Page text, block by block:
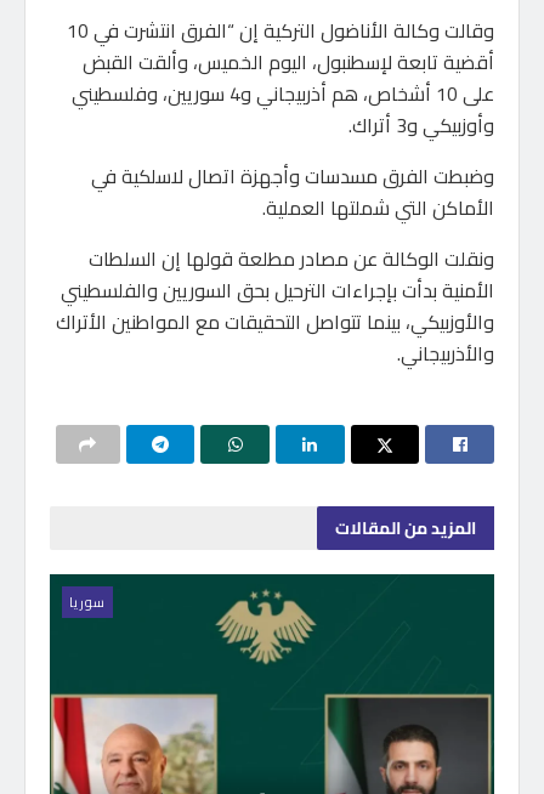
وقالت وكالة الأناضول التركية إن “الفرق انتشرت في 10
أقضية تابعة لإسطنبول، اليوم الخميس، وألقت القبض
على 10 أشخاص، هم أذربيجاني و4 سوريين، وفلسطيني
وأوزبيكي و3 أتراك.
وضبطت الفرق مسدسات وأجهزة اتصال لاسلكية في
الأماكن التي شملتها العملية.
ونقلت الوكالة عن مصادر مطلعة قولها إن السلطات
الأمنية بدأت بإجراءات الترحيل بحق السوريين والفلسطيني
والأوزبيكي، بينما تتواصل التحقيقات مع المواطنين الأتراك
والأذربيجاني.
المزيدمن المقالات
سوريا